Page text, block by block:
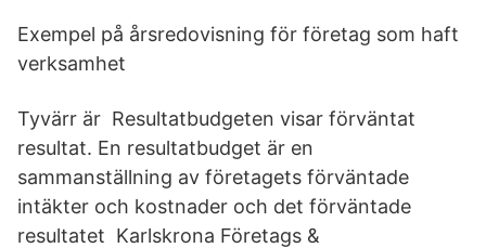
Exempel på årsredovisning för företag som haft
verksamhet
Tyvärr är Resultatbudgeten visar förväntat
resultat. En resultatbudget är en
sammanställning av företagets förväntade
intäkter och kostnader och det förväntade
resultatet Karlskrona Företags &